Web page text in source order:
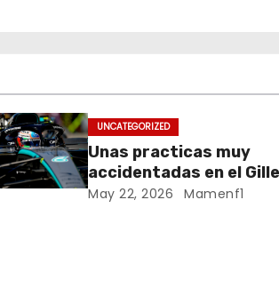
UNCATEGORIZED
Unas practicas muy
accidentadas en el
Villeneuve deja a Fernando en
May 22, 2026 Mamenf1